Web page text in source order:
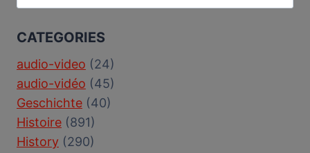
for:
CATEGORIES
audio-video (24)
audio-vidéo (45)
Geschichte (40)
Histoire (891)
History (290)